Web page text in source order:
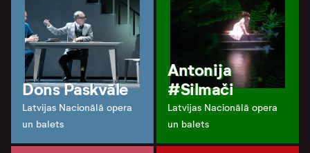
Dons Paskvāle
Latvijas Nacionālā opera
un balets
Antonija
#Silmači
Latvijas Nacionālā opera
un balets